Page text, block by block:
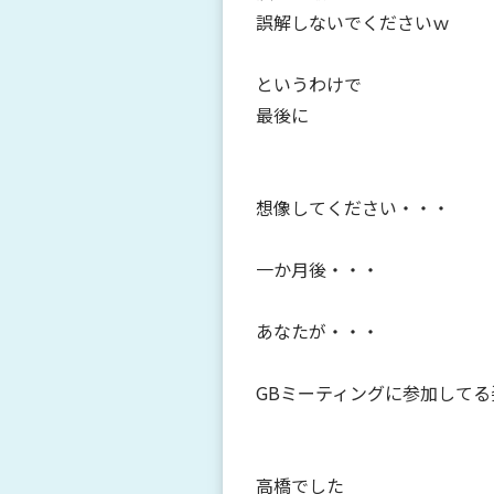
誤解しないでくださいｗ
というわけで
最後に
想像してください・・・
一か月後・・・
あなたが・・・
GBミーティングに参加して
高橋でした